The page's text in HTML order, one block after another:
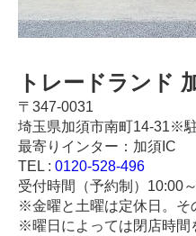
トレードランド
〒347-0031
埼玉県加須市南町14-31※
最寄りインター：加須IC
TEL : 0120-528-496
受付時間（予約制）10:00
※金曜と土曜は定休日。そ
※曜日によっては閉店時間